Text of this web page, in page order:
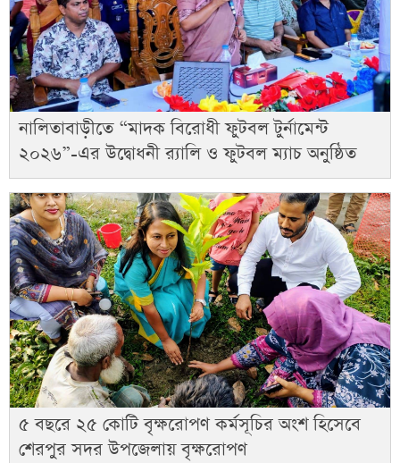
নালিতাবাড়ীতে “মাদক বিরোধী ফুটবল টুর্নামেন্ট
২০২৬”-এর উদ্বোধনী র‌্যালি ও ফুটবল ম্যাচ অনুষ্ঠিত
৫ বছরে ২৫ কোটি বৃক্ষরোপণ কর্মসূচির অংশ হিসেবে
শেরপুর সদর উপজেলায় বৃক্ষরোপণ